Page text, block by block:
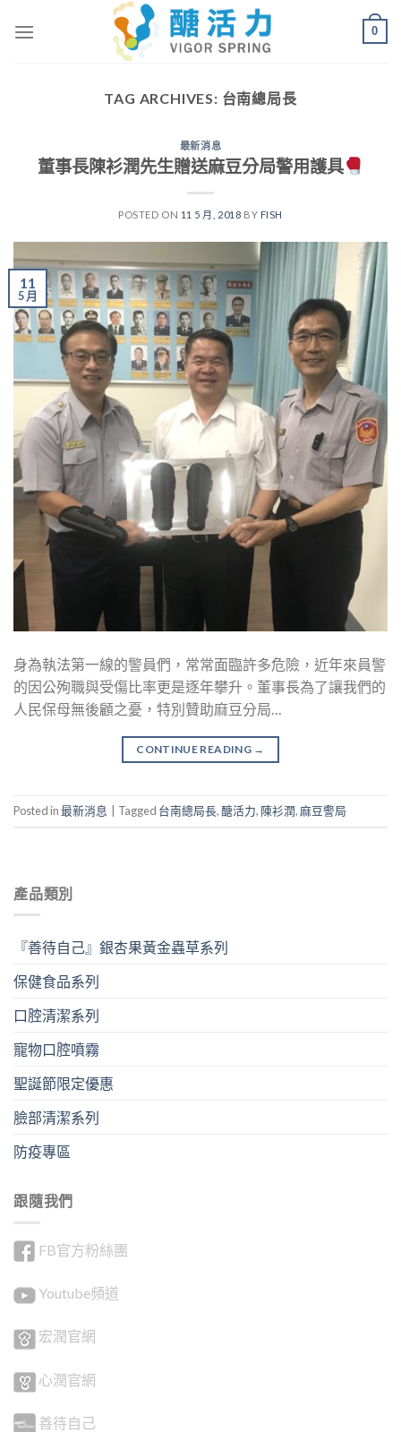
0
TAG ARCHIVES: 台南總局長
最新消息
董事長陳衫潤先生贈送麻豆分局警用護具
POSTED ON 11 5 月, 2018 BY FISH
11
5 月
身為執法第一線的警員們，常常面臨許多危險，近年來員警
的因公殉職與受傷比率更是逐年攀升。董事長為了讓我們的
人民保母無後顧之憂，特別贊助麻豆分局…
CONTINUE READING →
Posted in最新消息 Tagged 台南總局長,醣活力, 陳衫潤, 麻豆警局
產品類別
『善待自己』銀杏果黃金蟲草系列
保健食品系列
口腔清潔系列
寵物口腔噴霧
聖誕節限定優惠
臉部清潔系列
防疫專區
跟隨我們
FB官方粉絲團
Youtube頻道
宏潤官網
心潤官網
善待自己